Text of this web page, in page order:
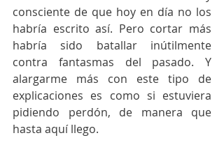
consciente de que hoy en día no los
habría escrito así. Pero cortar más
habría sido batallar inútilmente
contra fantasmas del pasado. Y
alargarme más con este tipo de
explicaciones es como si estuviera
pidiendo perdón, de manera que
hasta aquí llego.